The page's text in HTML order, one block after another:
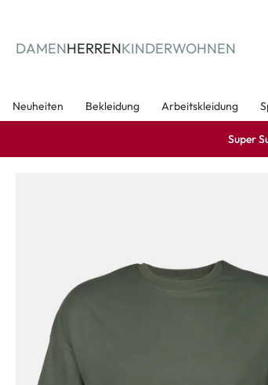
DAMENHERRENKINDERWOHNEN
Neuheiten Bekleidung Arbeitskleidung
Super